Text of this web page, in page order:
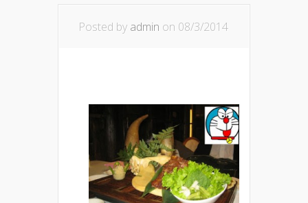
Posted by admin on 08/3/2014